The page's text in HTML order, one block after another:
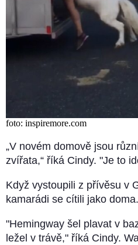
foto: inspiremore.com
„V novém domově jsou
zvířata,“ říká Cindy. "Je to
Když vystoupili z přívěsu v
kamarádi se cítili jako doma.
"Hemingway šel plavat v
ležel v trávě," říká Cindy.